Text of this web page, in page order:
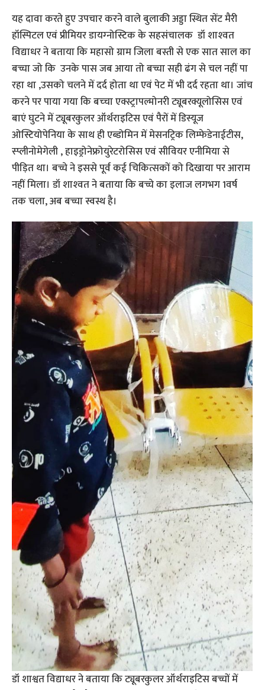
यह दावा करते हुए उपचार करने वाले बुलाकी अड्डा स्थित सेंट मैरी
हॉस्पिटल एवं प्रीमियर डायग्‍नोस्टिक के सहसंचालक डॉ शाश्‍वत
विद्याधर ने बताया कि महासो ग्राम जिला बस्ती से एक सात साल का
बच्चा जो कि उनके पास जब आया तो बच्चा सही ढंग से चल नहीं पा
रहा था ,उसको चलने में दर्द होता था एवं पेट में भी दर्द रहता था। जांच
करने पर पाया गया कि बच्‍चा एक्स्ट्रापल्मोनरी ट्यूबरक्यूलोसिस एवं
बाएं घुटने में ट्यूबरकुलर ऑर्थराइटिस एवं पैरों में डिस्यूज
ओस्टियोपेनिया के साथ ही एब्‍डोमिन में मेसनट्रिक लिम्फेडेनाईटीस,
स्प्लीनोमेगेली , हाइड्रोनेफ्रोयुरेटरोसिस एवं सीवियर एनीमिया से
पीड़ि‍त था। बच्चे ने इससे पूर्व कई चिकित्सकों को दिखाया पर आराम
नहीं मिला। डॉ शाश्‍वत ने बताया कि बच्चे का इलाज लगभग 1वर्ष
तक चला, अब बच्चा स्वस्थ है।
डॉ शाश्वत विद्याधर ने बताया कि ट्यूबरकुलर ऑर्थराइटिस बच्चों में